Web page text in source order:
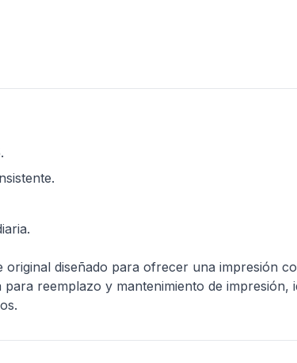
diseñado para ofrecer una impresión
reemplazo y mantenimiento de impresión,